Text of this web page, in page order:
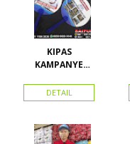
KIPAS
KAMPANYE
DETAIL